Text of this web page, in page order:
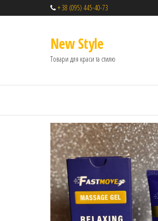
+ 38 (095) 445-40-73
New Style
Товари для краси та стилю